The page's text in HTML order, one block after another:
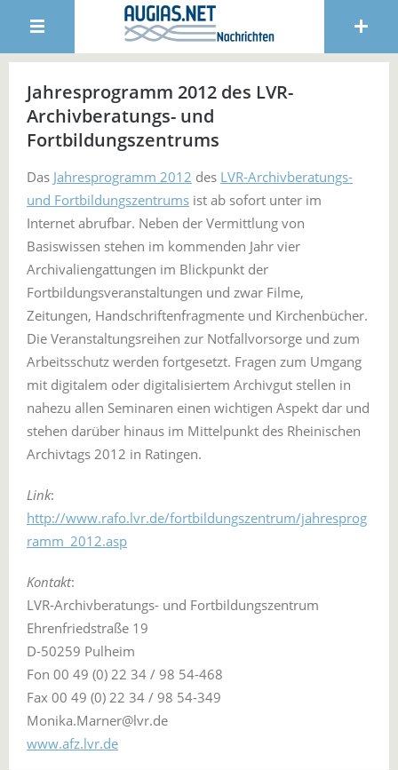
Jahresprogramm 2012 des LVR-
Archivberatungs- und
Fortbildungszentrums
Das Jahresprogramm 2012 des LVR-Archivberatungs-
und Fortbildungszentrums ist ab sofort unter im
Internet abrufbar. Neben der Vermittlung von
Basiswissen stehen im kommenden Jahr vier
Archivaliengattungen im Blickpunkt der
Fortbildungsveranstaltungen und zwar Filme,
Zeitungen, Handschriftenfragmente und Kirchenbücher.
Die Veranstaltungsreihen zur Notfallvorsorge und zum
Arbeitsschutz werden fortgesetzt. Fragen zum Umgang
mit digitalem oder digitalisiertem Archivgut stellen in
nahezu allen Seminaren einen wichtigen Aspekt dar und
stehen darüber hinaus im Mittelpunkt des Rheinischen
Archivtags 2012 in Ratingen.
Link:
http://www.rafo.lvr.de/fortbildungszentrum/jahresprog
ramm_2012.asp
Kontakt:
LVR-Archivberatungs- und Fortbildungszentrum
Ehrenfriedstraße 19
D-50259 Pulheim
Fon 00 49 (0) 22 34 / 98 54-468
Fax 00 49 (0) 22 34 / 98 54-349
Monika.Marner@lvr.de
www.afz.lvr.de